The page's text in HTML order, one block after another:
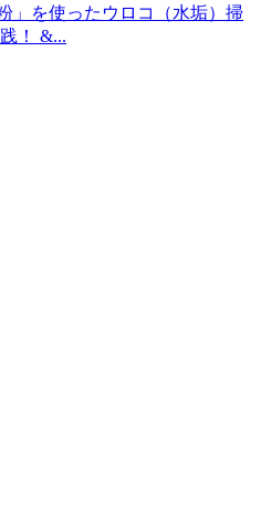
」を使ったウロコ（水垢）掃
！ &...